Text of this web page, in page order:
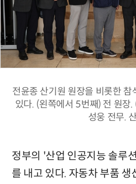
전윤종 산기원 원장을 비롯한
있다. (왼쪽에서 5번째) 전 원장
성웅 전무.
정부의 '산업 인공지능 솔루
를 내고 있다. 자동차 부품